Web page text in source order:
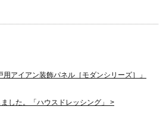
アイアン装飾パネル［モダンシリーズ］」
した。「ハウスドレッシング」 >